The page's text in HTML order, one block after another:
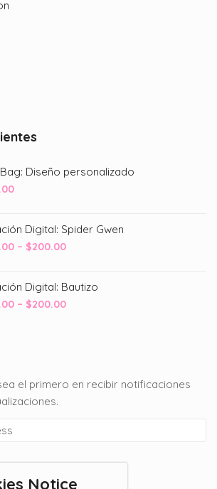
Diseño personalizado
Digital: Spider Gwen
– $200.00Price
through
$200.00
Digital: Bautizo
– $200.00Price
el primero en recibir notificaciones
Notice